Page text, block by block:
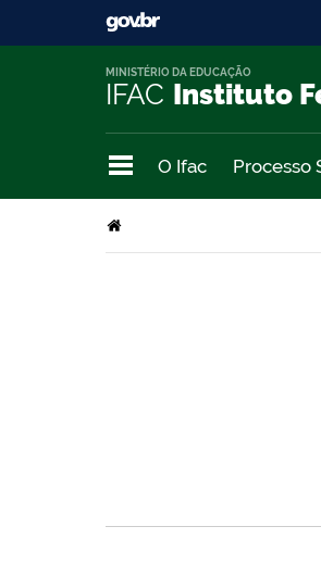
IFAC Instituto
MINISTÉRIO DA EDUCAÇÃO
O Ifac Processo